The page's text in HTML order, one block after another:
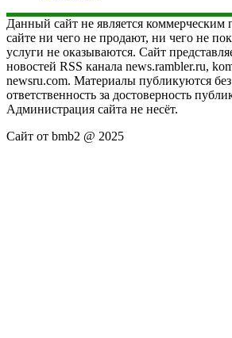
Данный сайт не является коммерческим
сайте ни чего не продают, ни чего не
услуги не оказываются. Сайт
новостей RSS канала news.rambler.ru,
newsru.com. Материалы публикуются
ответственность за достоверность
Администрация сайта не несёт.
Сайт от bmb2 @ 2025